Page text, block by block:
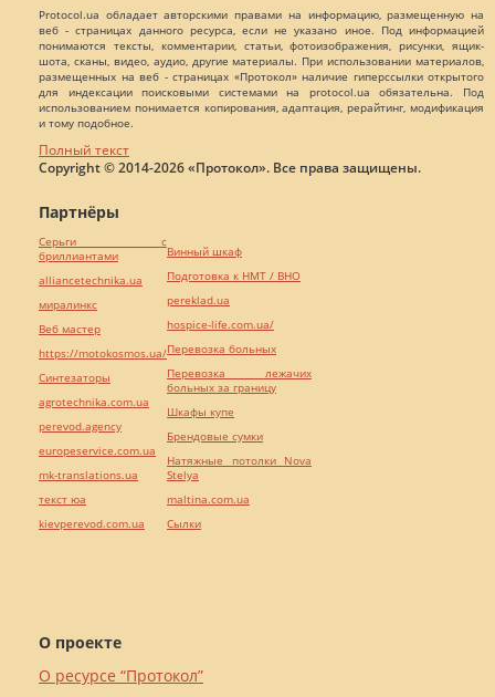
Protocol.ua обладает авторскими правами на информацию, размещенную на
веб - страницах данного ресурса, если не указано иное. Под информацией
понимаются тексты, комментарии, статьи, фотоизображения, рисунки, ящик-
шота, сканы, видео, аудио, другие материалы. При использовании материалов,
размещенных на веб - страницах «Протокол» наличие гиперссылки открытого
для индексации поисковыми системами на protocol.ua обязательна. Под
использованием понимается копирования, адаптация, рерайтинг, модификация
и тому подобное.
Полный текст
Copyright © 2014-2026 «Протокол». Все права защищены.
О проекте
О ресурсе “Протокол”
Партнёры
Серьги с
бриллиантами
alliancetechnika.ua
миралинкс
Веб мастер
https://motokosmos.ua/
Синтезаторы
agrotechnika.com.ua
perevod.agency
europeservice.com.ua
mk-translations.ua
текст юа
kievperevod.com.ua
Винный шкаф
Подготовка к НМТ / ВНО
pereklad.ua
hospice-life.com.ua/
Перевозка больных
Перевозка лежачих
больных за границу
Шкафы купе
Брендовые сумки
Натяжные потолки Nova
Stelya
maltina.com.ua
Cылки